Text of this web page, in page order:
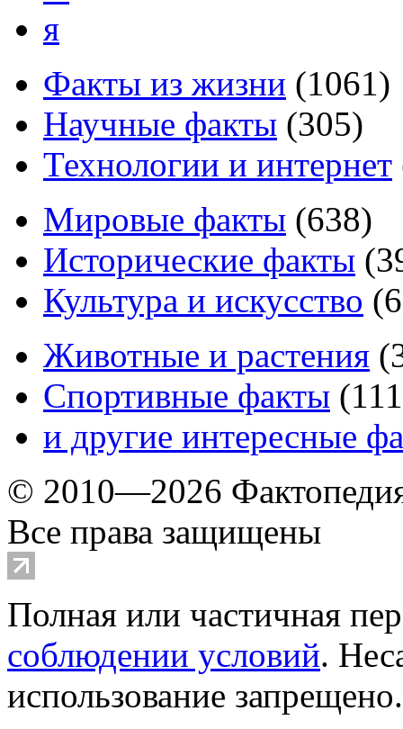
я
Факты из жизни (1061)
Научные факты (305)
Технологии и интернет
Мировые факты (638)
Исторические факты (
Культура и искусство (
Животные и растения (
Спортивные факты (111
и другие интересные
© 2010—2026
Все права защищены
Полная или частичная
соблюдении условий.
использование